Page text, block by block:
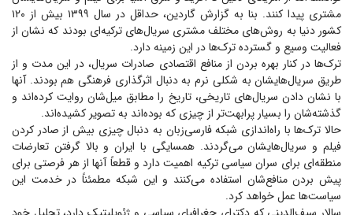
مشتری پیدا کنند. بنا به گزارش گاردین، حداقل در سال ۱۳۹۹ بیش از ۱۲۰
کشور دنیا به روش‌های مختلف مشتری سریال‌های ترکیه‌ای بودند که نشان از
فعالیت وسیع و گسترده ترک‌ها در این زمینه دارد.
ترک‌ها در کنار بهره بردن از منافع اقتصادی صادرات سریال، در این مدت و از
طریق سریال‌هایشان به شکلی نرم به دنبال اثرگذاری فرهنگی هم بودند. آنها
با نشان دادن سریال‌های تاریخی، تاریخ را مطابق میل‌شان روایت کرده‌اند و
گذشته‌شان را بسیار پرابهت‌تر از چیزی که بود‌ه‌اند به تصویر کشید‌ه‌اند.
حالا ترک‌ها با راه‌اندازی شبکه فارسی‌زبان به دنبال چیزی بیش از صادر کردن
فیلم و سریال‌هایشان می‌گردند. همسایگی با ایران و بالا گرفتن تعارضات
منطقه‌ای برای سران سیاسی ترکیه اهمیت دارد و قطعاً آنها از هر فرصتی برای
پیش بردن منافع‌شان استفاده می‌کنند و این شبکه مطمئناً در خدمت این
سیاست‌ها عمل خواهد کرد.